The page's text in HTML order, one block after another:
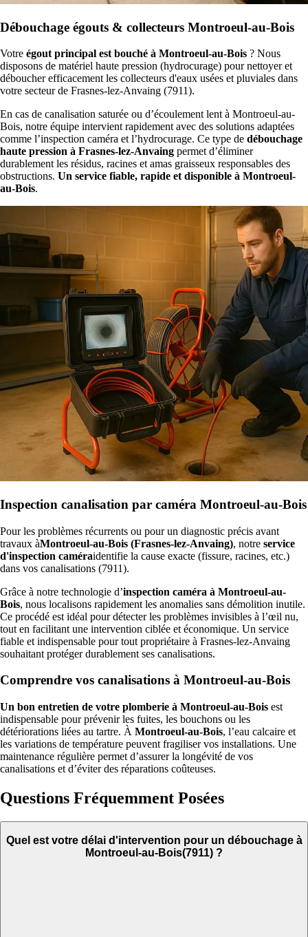
Débouchage égouts & collecteurs Montroeul-au-Bois
Votre égout principal est bouché à Montroeul-au-Bois ? Nous
disposons de matériel haute pression (hydrocurage) pour nettoyer et
déboucher efficacement les collecteurs d'eaux usées et pluviales dans
votre secteur de Frasnes-lez-Anvaing (7911).
En cas de canalisation saturée ou d’écoulement lent à Montroeul-au-
Bois, notre équipe intervient rapidement avec des solutions adaptées
comme l’inspection caméra et l’hydrocurage. Ce type de débouchage
haute pression à Frasnes-lez-Anvaing permet d’éliminer
durablement les résidus, racines et amas graisseux responsables des
obstructions. Un service fiable, rapide et disponible à Montroeul-
au-Bois.
Inspection canalisation par caméra Montroeul-au-Bois
Pour les problèmes récurrents ou pour un diagnostic précis avant
travaux àMontroeul-au-Bois (Frasnes-lez-Anvaing), notre service
d'inspection caméraidentifie la cause exacte (fissure, racines, etc.)
dans vos canalisations (7911).
Grâce à notre technologie d’inspection caméra à Montroeul-au-
Bois, nous localisons rapidement les anomalies sans démolition inutile.
Ce procédé est idéal pour détecter les problèmes invisibles à l’œil nu,
tout en facilitant une intervention ciblée et économique. Un service
fiable et indispensable pour tout propriétaire à Frasnes-lez-Anvaing
souhaitant protéger durablement ses canalisations.
Comprendre vos canalisations à Montroeul-au-Bois
Un bon entretien de votre plomberie à Montroeul-au-Bois est
indispensable pour prévenir les fuites, les bouchons ou les
détériorations liées au tartre. À Montroeul-au-Bois, l’eau calcaire et
les variations de température peuvent fragiliser vos installations. Une
maintenance régulière permet d’assurer la longévité de vos
canalisations et d’éviter des réparations coûteuses.
Questions Fréquemment Posées
Quel est votre délai d'intervention pour un débouchage à
Montroeul-au-Bois(7911) ?